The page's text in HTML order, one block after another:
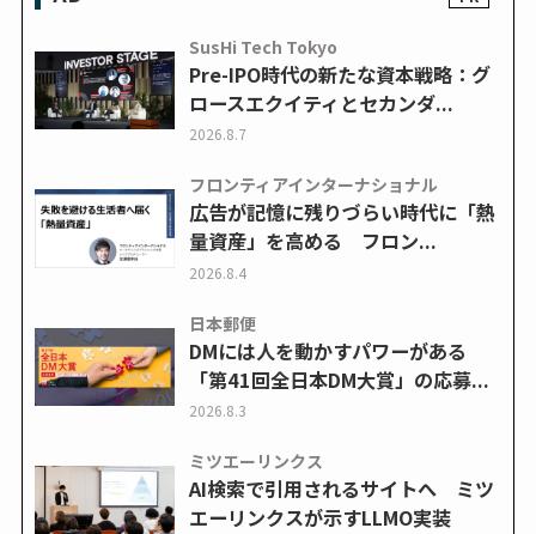
SusHi Tech Tokyo
Pre-IPO時代の新たな資本戦略：グ
ロースエクイティとセカンダ...
2026.8.7
フロンティアインターナショナル
広告が記憶に残りづらい時代に「熱
量資産」を高める フロン...
2026.8.4
日本郵便
DMには人を動かすパワーがある
「第41回全日本DM大賞」の応募...
2026.8.3
ミツエーリンクス
AI検索で引用されるサイトへ ミツ
エーリンクスが示すLLMO実装